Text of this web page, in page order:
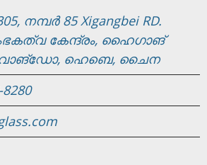
നമ്പർ 85 Xigangbei RD.
കേന്ദ്രം, ഹൈഗാങ്
ഹെബെ, ചൈന